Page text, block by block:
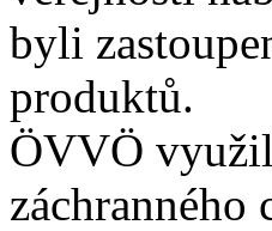
byli
produktů.
ÖVVÖ